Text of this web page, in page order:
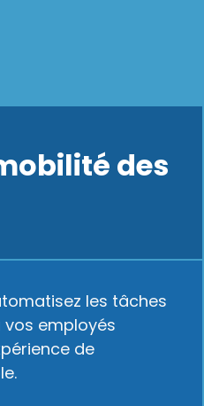
des
les tâches
employés
de